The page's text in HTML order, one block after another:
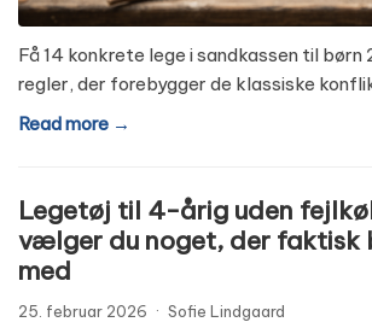
Få 14 konkrete lege i sandkassen til børn
regler, der forebygger de klassiske
Read more →
Legetøj til 4-årig uden
vælger du noget, der faktisk
med
25. februar 2026 · Sofie Lindgaard